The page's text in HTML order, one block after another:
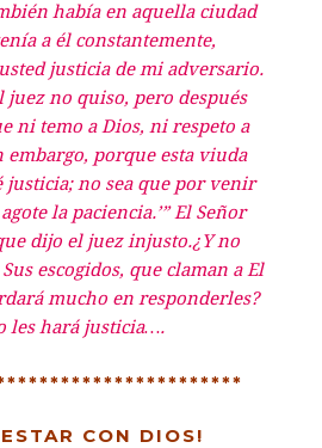
había en aquella ciudad
a él constantemente,
justicia de mi adversario.
no quiso, pero después
ni temo a Dios, ni respeto a
porque esta viuda
justicia; no sea que por venir
la paciencia.’” El Señor
dijo el juez injusto.¿Y no
escogidos, que claman a El
mucho en responderles?
les hará justicia….
CON DIOS!